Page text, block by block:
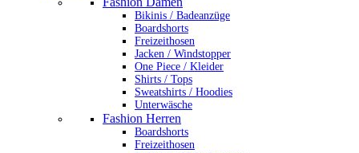
Bikinis / Badeanzüge
Boardshorts
Freizeithosen
Jacken / Windstopper
One Piece / Kleider
Shirts / Tops
Sweatshirts / Hoodies
Unterwäsche
Fashion Herren
Boardshorts
Freizeithosen